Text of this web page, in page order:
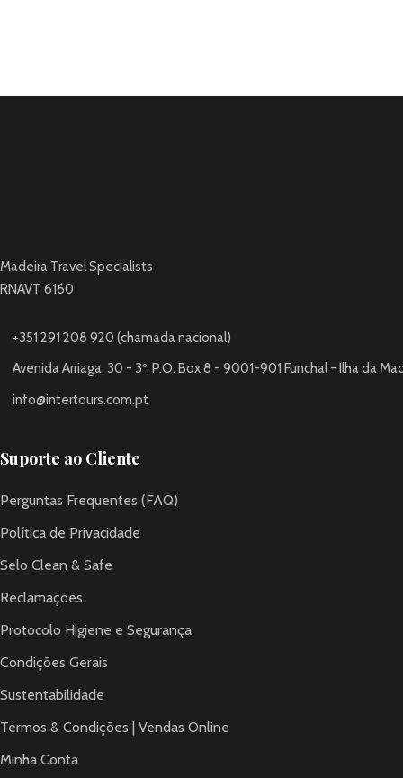
Madeira Travel Specialists
RNAVT 6160
+351 291 208 920 (chamada nacional)
Avenida Arriaga, 30 - 3º, P.O. Box 8 - 9001-901 Funchal - Ilha da
info@intertours.com.pt
Suporte ao Cliente
Perguntas Frequentes (FAQ)
Política de Privacidade
Selo Clean & Safe
Reclamações
Protocolo Higiene e Segurança
Condições Gerais
Sustentabilidade
Termos & Condições | Vendas Online
Minha Conta